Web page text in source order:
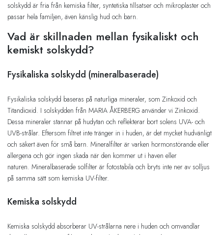
solskydd är fria från kemiska filter, syntetiska tillsatser och mikroplaster och
passar hela familjen, även känslig hud och barn.
Vad är skillnaden mellan fysikaliskt och
kemiskt solskydd?
Fysikaliska solskydd (mineralbaserade)
Fysikaliska solskydd baseras på naturliga mineraler, som Zinkoxid och
Titandioxid. I solskydden från MARIA ÅKERBERG använder vi Zinkoxid.
Dessa mineraler stannar på hudytan och reflekterar bort solens UVA- och
UVB-strålar. Eftersom filtret inte tränger in i huden, är det mycket hudvänligt
och säkert även för små barn. Mineralfilter är varken hormonstörande eller
allergena och gör ingen skada när den kommer ut i haven eller
naturen. Mineralbaserade solfilter är fotostabila och bryts inte ner av solljus
på samma sätt som kemiska UV-filter.
Kemiska solskydd
Kemiska solskydd absorberar UV-strålarna nere i huden och omvandlar